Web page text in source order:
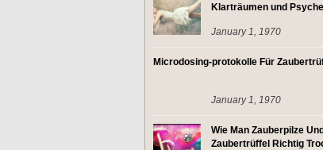
Klarträumen und
January 1, 1970
Microdosing-protokolle Für
January 1, 1970
Wie Man Zauberpilze
Zaubertrüffel Richtig